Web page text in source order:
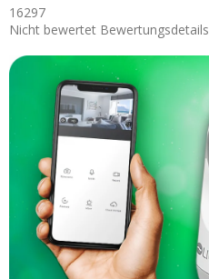
16297
Die
Produktbewertung
Sternen.
Nicht bewertet Bewertungsdetails